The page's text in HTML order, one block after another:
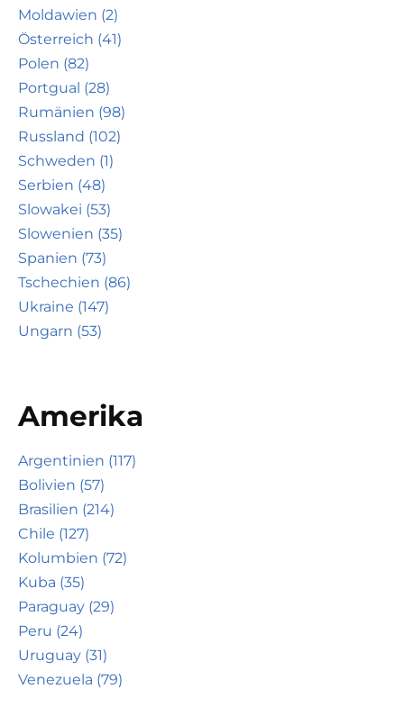
Moldawien (2)
Österreich (41)
Polen (82)
Portgual (28)
Rumänien (98)
Russland (102)
Schweden (1)
Serbien (48)
Slowakei (53)
Slowenien (35)
Spanien (73)
Tschechien (86)
Ukraine (147)
Ungarn (53)
Amerika
Argentinien (117)
Bolivien (57)
Brasilien (214)
Chile (127)
Kolumbien (72)
Kuba (35)
Paraguay (29)
Peru (24)
Uruguay (31)
Venezuela (79)